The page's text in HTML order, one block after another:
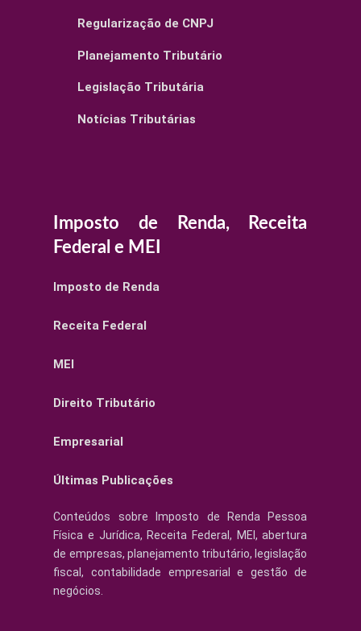
Regularização de CNPJ
Planejamento Tributário
Legislação Tributária
Notícias Tributárias
Imposto de Renda, Receita
Federal e MEI
Imposto de Renda
Receita Federal
MEI
Direito Tributário
Empresarial
Últimas Publicações
Conteúdos sobre Imposto de Renda Pessoa
Física e Jurídica, Receita Federal, MEI, abertura
de empresas, planejamento tributário, legislação
fiscal, contabilidade empresarial e gestão de
negócios.